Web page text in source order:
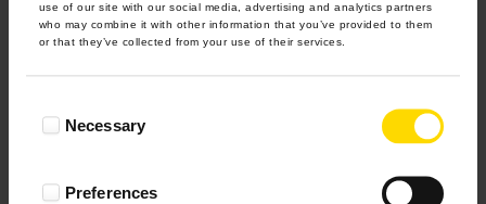
use of our site with our social media, advertising and analytics partners
who may combine it with other information that you’ve provided to them
or that they’ve collected from your use of their services.
SelectionNecessary
Preferences